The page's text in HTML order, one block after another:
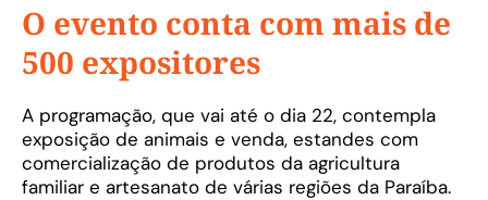
O evento conta com mais de
500 expositores
A programação, que vai até o dia 22, contempla
exposição de animais e venda, estandes com
comercialização de produtos da agricultura
familiar e artesanato de várias regiões da Paraíba.